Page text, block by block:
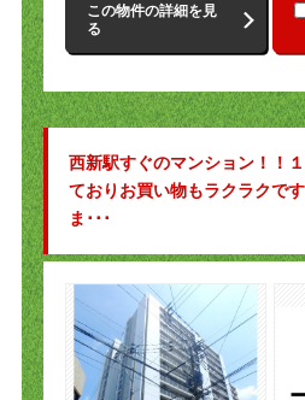
この物件の詳細を見
る
西新駅すぐのマンション！！
ておりお買い物もラクラクで
ま･･･